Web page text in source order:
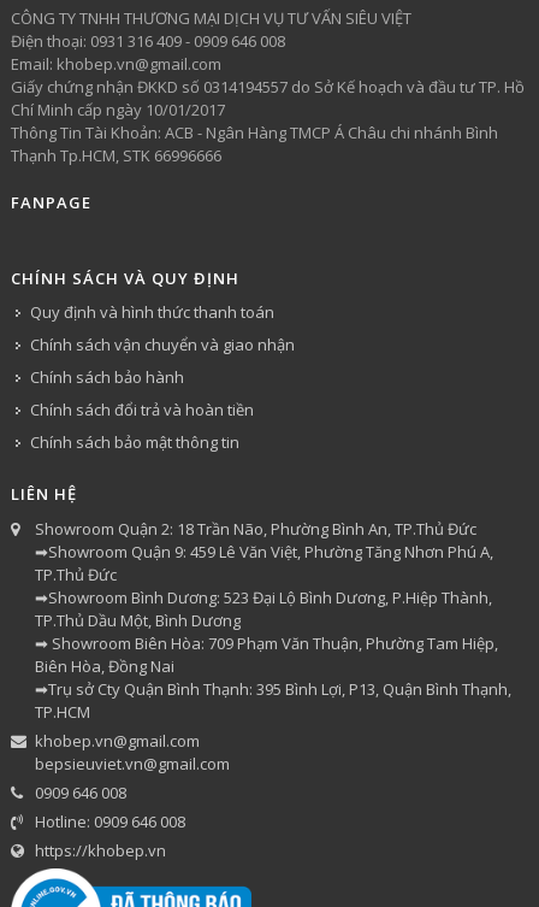
CÔNG TY TNHH THƯƠNG MẠI DỊCH VỤ TƯ VẤN SIÊU VIỆT
​Điện thoại: 0931 316 409 - 0909 646 008
Email: khobep.vn@gmail.com
Giấy chứng nhận ĐKKD số 0314194557 do Sở Kế hoạch và đầu tư TP. Hồ
Chí Minh cấp ngày 10/01/2017
Thông Tin Tài Khoản: ACB - Ngân Hàng TMCP Á Châu chi nhánh Bình
Thạnh Tp.HCM, STK 66996666
FANPAGE
CHÍNH SÁCH VÀ QUY ĐỊNH
Quy định và hình thức thanh toán
Chính sách vận chuyển và giao nhận
Chính sách bảo hành
Chính sách đổi trả và hoàn tiền
Chính sách bảo mật thông tin
LIÊN HỆ
Showroom Quận 2: 18 Trần Não, Phường Bình An, TP.Thủ Đức
➡Showroom Quận 9: 459 Lê Văn Việt, Phường Tăng Nhơn Phú A,
TP.Thủ Đức
➡Showroom Bình Dương: 523 Đại Lộ Bình Dương, P.Hiệp Thành,
TP.Thủ Dầu Một, Bình Dương
➡ Showroom Biên Hòa: 709 Phạm Văn Thuận, Phường Tam Hiệp,
Biên Hòa, Đồng Nai
➡Trụ sở Cty Quận Bình Thạnh: 395 Bình Lợi, P13, Quận Bình Thạnh,
TP.HCM
khobep.vn@gmail.com
bepsieuviet.vn@gmail.com
0909 646 008
Hotline: 0909 646 008
https://khobep.vn